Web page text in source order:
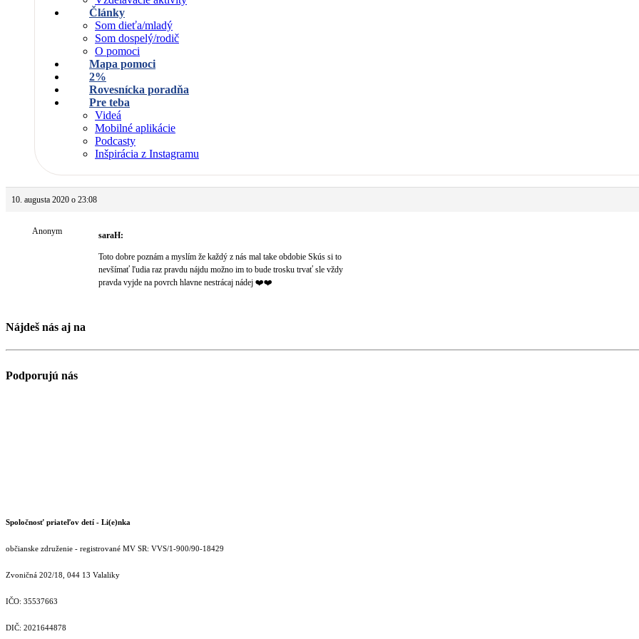
Články
Som dieťa/mladý
Som dospelý/rodič
O pomoci
Mapa pomoci
2%
Rovesnícka poradňa
Pre teba
Videá
Mobilné aplikácie
Podcasty
Inšpirácia z Instagramu
10. augusta 2020 o 23:08
Anonym saraH:
Toto dobre poznám a myslím že každý z nás mal take obdobie Skús si to
nevšímať ľudia raz pravdu nájdu možno im to bude trosku trvať sle vždy
pravda vyjde na povrch hlavne nestrácaj nádej ❤️❤️
Nájdeš nás aj na
Podporujú nás
Spoločnosť priateľov detí - Li(e)nka
občianske združenie - registrované MV SR: VVS/1-900/90-18429
Zvoničná 202/18, 044 13 Valaliky
IČO: 35537663
DIČ: 2021644878